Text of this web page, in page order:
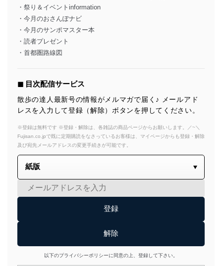
・祭り＆イベントinformation
・今月のおさんぽナビ
・今月のサンポマスター本
・読者プレゼント
・首都圏路線図
◼︎ 目次配信サービス
散歩の達人最新号の情報がメルマガで届く♪ メールアド
レスを入力して登録（解除）ボタンを押してください。
※登録は無料です ※登録・解除は、各雑誌の商品ページからお願いします。／~＼
Fujisan.co.jpで既に定期購読をなさっているお客様は、マイページからも登録・解除
及び宛先メールアドレスの変更手続きが可能です。
以下のプライバシーポリシーに同意の上、登録して下さい。